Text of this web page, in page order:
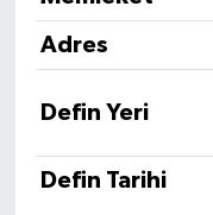
Adres
Defin Yeri
Defin Tarihi